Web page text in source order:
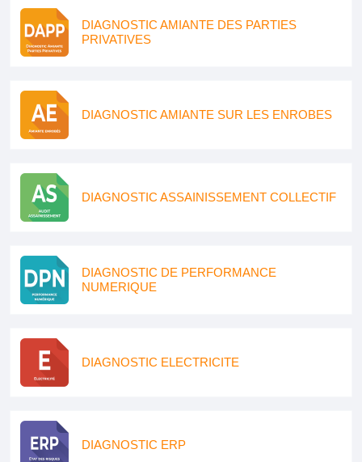
DIAGNOSTIC AMIANTE DES PARTIES
PRIVATIVES
DIAGNOSTIC AMIANTE SUR LES ENROBES
DIAGNOSTIC ASSAINISSEMENT COLLECTIF
DIAGNOSTIC DE PERFORMANCE
NUMERIQUE
DIAGNOSTIC ELECTRICITE
DIAGNOSTIC ERP